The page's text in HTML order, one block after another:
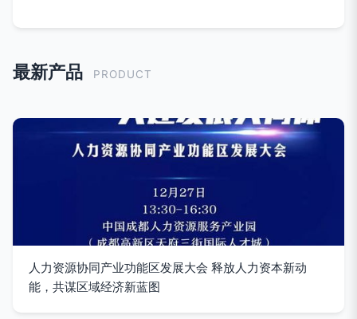
最新产品 PRODUCT
人力资源协同产业功能区发展大会 释放人力资本新动
能，共谋区域经济新蓝图